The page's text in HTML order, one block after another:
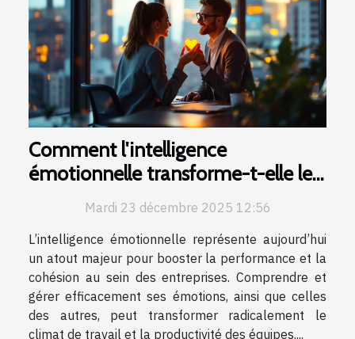
Comment l'intelligence
émotionnelle transforme-t-elle les
performances en entreprise ?
Mardi 23 décembre 2025 12:56
L’intelligence émotionnelle représente aujourd’hui
un atout majeur pour booster la performance et la
cohésion au sein des entreprises. Comprendre et
gérer efficacement ses émotions, ainsi que celles
des autres, peut transformer radicalement le
climat de travail et la productivité des équipes....